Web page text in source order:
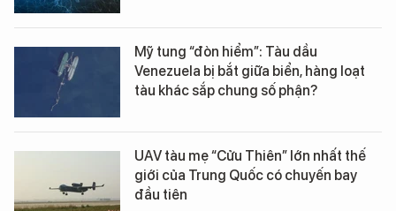
Mỹ tung “đòn hiểm”: Tàu dầu
Venezuela bị bắt giữa biển, hàng loạt
tàu khác sắp chung số phận?
UAV tàu mẹ “Cửu Thiên” lớn nhất thế
giới của Trung Quốc có chuyến bay
đầu tiên